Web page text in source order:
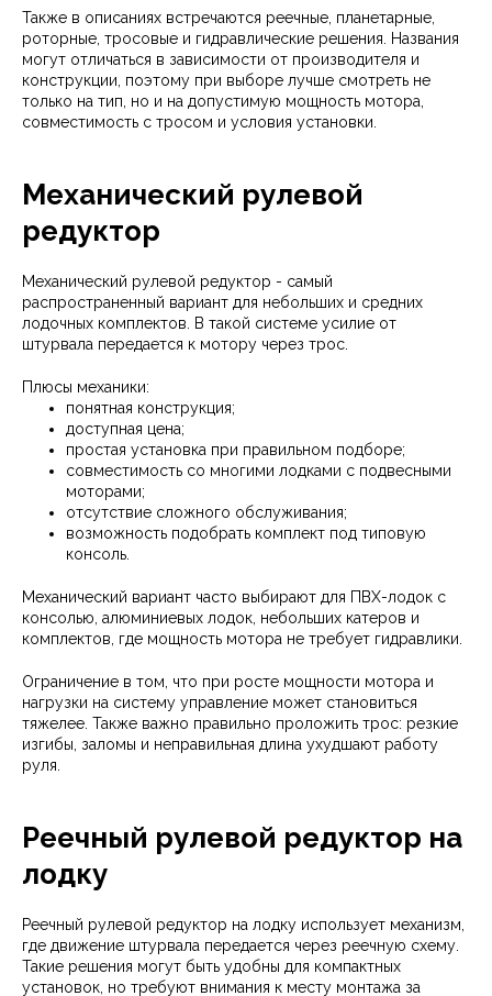
Также в описаниях встречаются реечные, планетарные,
роторные, тросовые и гидравлические решения. Названия
могут отличаться в зависимости от производителя и
конструкции, поэтому при выборе лучше смотреть не
только на тип, но и на допустимую мощность мотора,
совместимость с тросом и условия установки.
Механический рулевой
редуктор
Механический рулевой редуктор - самый
распространенный вариант для небольших и средних
лодочных комплектов. В такой системе усилие от
штурвала передается к мотору через трос.
Плюсы механики:
понятная конструкция;
доступная цена;
простая установка при правильном подборе;
совместимость со многими лодками с подвесными
моторами;
отсутствие сложного обслуживания;
возможность подобрать комплект под типовую
консоль.
Механический вариант часто выбирают для ПВХ-лодок с
консолью, алюминиевых лодок, небольших катеров и
комплектов, где мощность мотора не требует гидравлики.
Ограничение в том, что при росте мощности мотора и
нагрузки на систему управление может становиться
тяжелее. Также важно правильно проложить трос: резкие
изгибы, заломы и неправильная длина ухудшают работу
руля.
Реечный рулевой редуктор на
лодку
Реечный рулевой редуктор на лодку использует механизм,
где движение штурвала передается через реечную схему.
Такие решения могут быть удобны для компактных
установок, но требуют внимания к месту монтажа за